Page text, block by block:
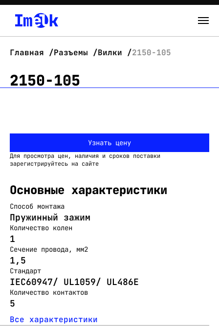
Контакты
Главная Разъемы Вилки 2150-105
2150-105
Узнать цену
Для просмотра цен, наличия и сроков поставки
зарегистрируйтесь на сайте
Основные характеристики
Способ монтажа
Пружинный зажим
Количество колен
1
Сечение провода, мм2
1,5
Стандарт
IEC60947/ UL1059/ UL486E
Количество контактов
5
Все характеристики